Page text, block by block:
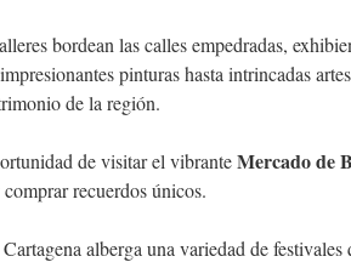
bordean las calles empedradas,
pinturas hasta intrincadas
de la región.
de visitar el vibranteMercado de
recuerdos únicos.
alberga una variedad de